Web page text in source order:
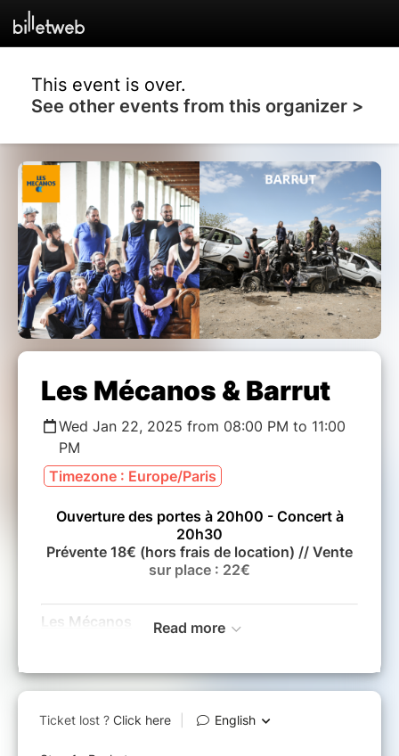
This event is over.
See other events from this organizer >
Les Mécanos & Barrut
Wed Jan 22, 2025 from 08:00 PM to 11:00
PM
Timezone : Europe/Paris
Ouverture des portes à 20h00 - Concert à
20h30
Prévente 18€ (hors frais de location) // Vente
sur place : 22€
Les Mécanos
Distribution - 2024)
Les Mécanos arpentent depuis 2018 le patrimoine
oral français et occitan et cultivent une envie
Read more